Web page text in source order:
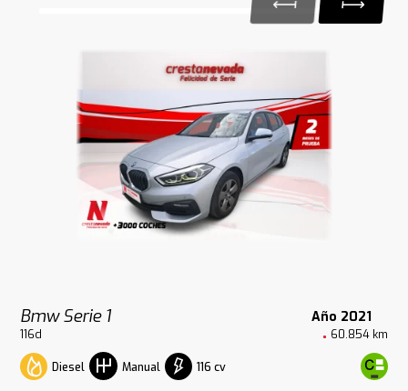
Bmw Serie 1 Año 2021
116d 60.854 km
Diesel Manual 116 cv